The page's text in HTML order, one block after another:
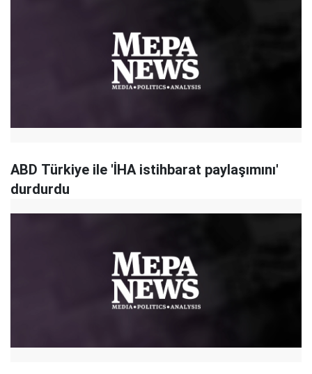
ABD Türkiye ile 'İHA istihbarat paylaşımını'
durdurdu